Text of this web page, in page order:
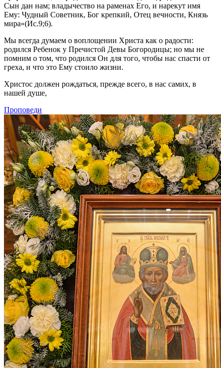
Сын дан нам; владычество на раменах Его, и нарекут имя
Ему: Чудный Советник, Бог крепкий, Отец вечности, Князь
мира»(Ис.9;6).
Мы всегда думаем о воплощении Христа как о радости:
родился Ребенок у Пречистой Девы Богородицы; но мы не
помним о том, что родился Он для того, чтобы нас спасти от
греха, и что это Ему стоило жизни.
Христос должен рождаться, прежде всего, в нас самих, в
нашей душе,
Проповеди